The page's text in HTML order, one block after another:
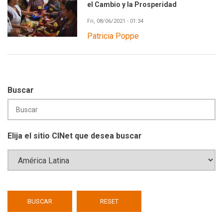
el Cambio y la Prosperidad
Fri, 08/06/2021 - 01:34
Patricia Poppe
Buscar
Elija el sitio CINet que desea buscar